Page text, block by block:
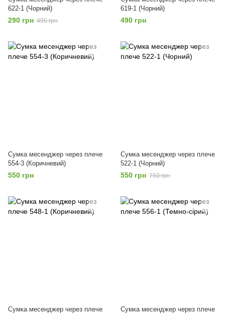
622-1 (Чорний)
290 грн 490 грн
619-1 (Чорний)
490 грн
Сумка месенджер через плече
554-3 (Коричневий)
550 грн
Сумка месенджер через плече
522-1 (Чорний)
550 грн 750 грн
Сумка месенджер через плече
Сумка месенджер через плече